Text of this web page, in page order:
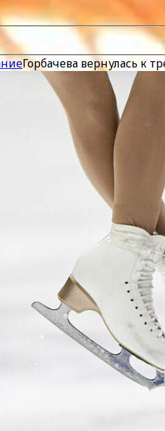
Горбачева вернулась к